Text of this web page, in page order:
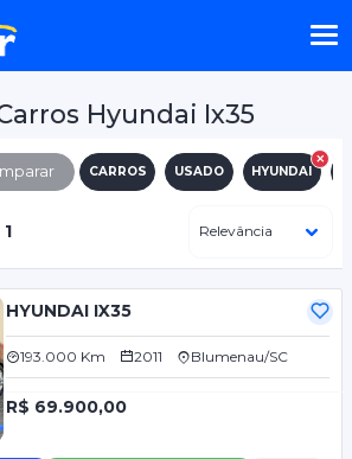
Hyundai Ix35
CARROS USADO HYUNDAI
HYUNDAI IX35
193.000 Km 2011 Blumenau/SC
R$ 69.900,00